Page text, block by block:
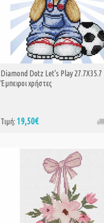
Diamond Dotz Let's Play 27.7Χ35.7
Έμπειροι χρήστες
Τιμή: 19,50€